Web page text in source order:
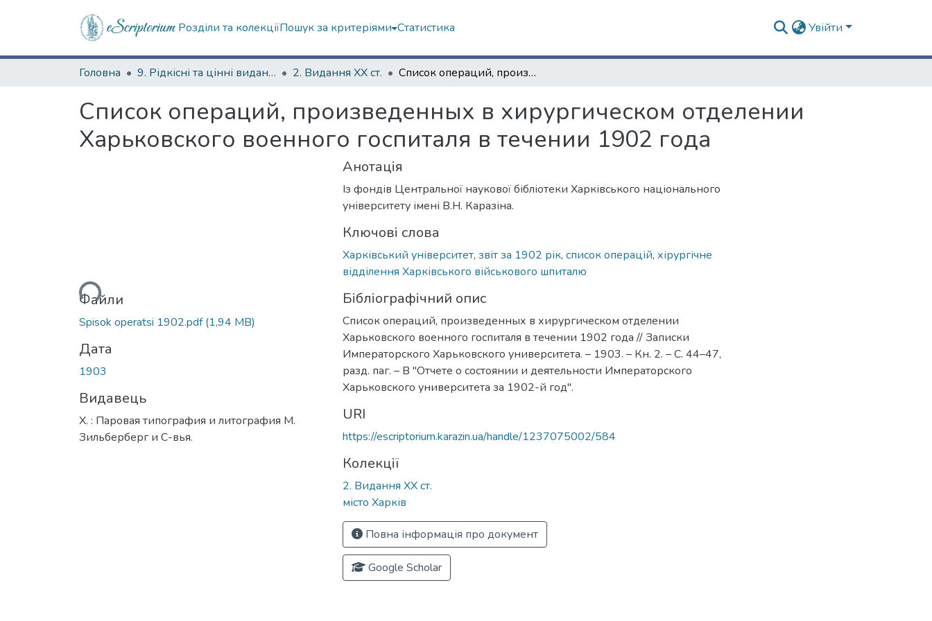
Розділи та колекціїПошук за критеріями Статистика Увійти
Головна 9. Рідкісні та цінні видання 2. Видання ХХ ст. Список операций, произведенных в хирургическом отделении Харьковского военного госпиталя в течении 1902 года
Список операций, произведенных в хирургическом отделении
Харьковского военного госпиталя в течении 1902 года
Вантажиться...Файли
Spisok operatsi 1902.pdf(1,94 MB)
Дата
1903
Видавець
Х. : Паровая типография и литография М.
Зильберберг и С-вья.
Анотація
Із фондів Центральної наукової бібліотеки Харківського національного
університету імені В.Н. Каразіна.
Ключові слова
Харківський університет, звіт за 1902 рік, список операцій, хірургічне
відділення Харківського військового шпиталю
Бібліографічний опис
Список операций, произведенных в хирургическом отделении
Харьковского военного госпиталя в течении 1902 года // Записки
Императорского Харьковского университета. – 1903. – Кн. 2. – С. 44–47,
разд. паг. – В "Отчете о состоянии и деятельности Императорского
Харьковского университета за 1902-й год".
URI
https://escriptorium.karazin.ua/handle/1237075002/584
Колекції
2. Видання ХХ ст.
місто Харків
Повна інформація про документ
Google Scholar